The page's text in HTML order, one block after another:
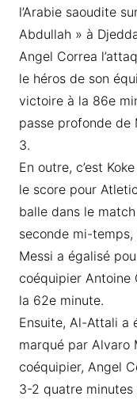
l’Arabie saoudite
Abdullah » à
Angel Correa
le héros de son
victoire à la 86e
passe profonde
3.
En outre, c’est
le score pour
balle dans le
seconde mi-
Messi a égalisé
coéquipier Antoine
la 62e minute.
Ensuite, Al-Attali a
marqué par Alvaro
coéquipier, Angel
3-2 quatre minutes